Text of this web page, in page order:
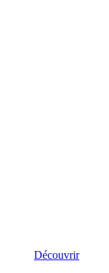
Découvrir